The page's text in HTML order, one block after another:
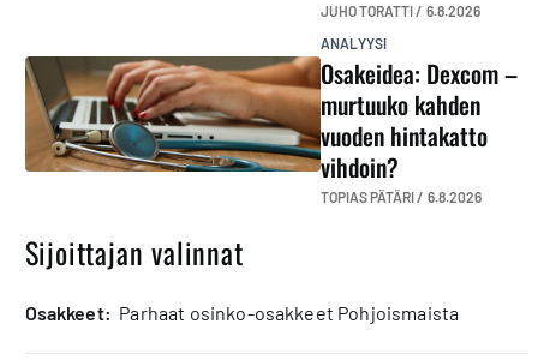
JUHO TORATTI / 6.8.2026
ANALYYSI
Osakeidea: Dexcom –
murtuuko kahden
vuoden hintakatto
vihdoin?
TOPIAS PÄTÄRI / 6.8.2026
Sijoittajan valinnat
osakkeet: Parhaat osinko-osakkeet Pohjoismaista